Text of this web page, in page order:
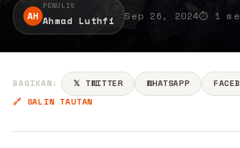
AH
PENULIS
Ahmad Luthfi Sep 26, 2024⏱ 1
BAGIKAN: 𝕏 TWITTER WHATSAPP
🔗 SALIN TAUTAN